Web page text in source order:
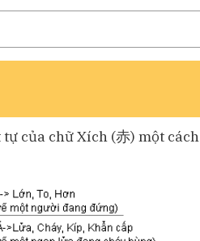
của chữ Xích (赤) một cách